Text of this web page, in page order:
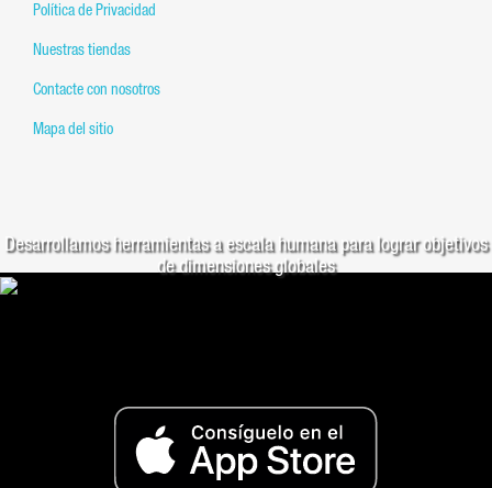
Política de Privacidad
Nuestras tiendas
Contacte con nosotros
Mapa del sitio
Desarrollamos herramientas a escala humana para lograr objetivos
de dimensiones globales